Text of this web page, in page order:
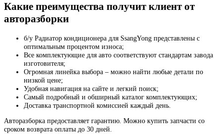
Какие преимущества получит клиент от
авторазборки
б/у Радиатор кондиционера для SsangYong представлены с
оптимальным процентом износа;
Все комплектующие для авто соответствуют стандартам завода
изготовителя;
Огромная линейка выбора – можно найти любые детали по
низкой цене;
Удобная навигация на сайте и легкий поиск;
Самый подробный и обширный каталог комплектующих;
Доставка транспортной комиссией каждый день.
Авторазборка предоставляет гарантию. Можно купить запчасти со
сроком возврата оплаты до 30 дней.